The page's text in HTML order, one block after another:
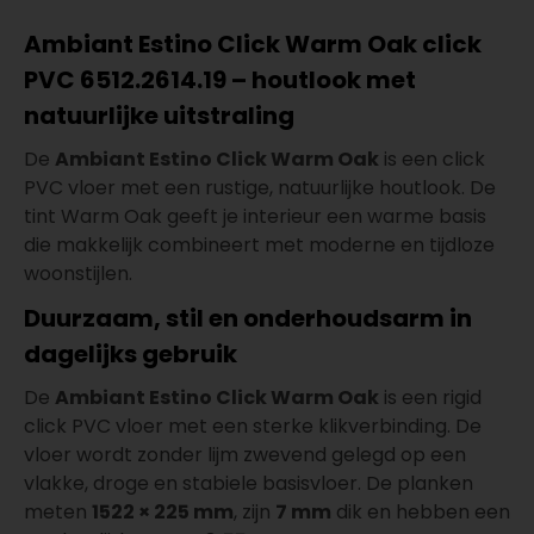
Ambiant Estino Click Warm Oak click
PVC 6512.2614.19 – houtlook met
natuurlijke uitstraling
De Ambiant Estino Click Warm Oak is een click
PVC vloer met een rustige, natuurlijke houtlook. De
tint Warm Oak geeft je interieur een warme basis
die makkelijk combineert met moderne en tijdloze
woonstijlen.
Duurzaam, stil en onderhoudsarm in
dagelijks gebruik
De Ambiant Estino Click Warm Oak is een rigid
click PVC vloer met een sterke klikverbinding. De
vloer wordt zonder lijm zwevend gelegd op een
vlakke, droge en stabiele basisvloer. De planken
meten 1522 × 225 mm, zijn 7 mm dik en hebben een